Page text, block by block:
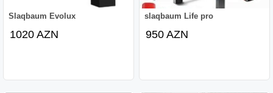
Slaqbaum Evolux
1020 AZN
slaqbaum Life pro
950 AZN